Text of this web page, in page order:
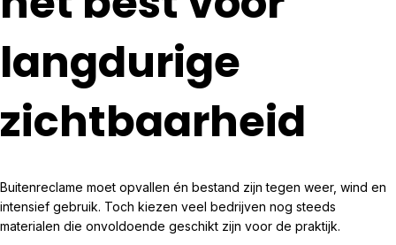
langdurige
zichtbaarheid
Buitenreclame moet opvallen én bestand zijn tegen weer, wind en
intensief gebruik. Toch kiezen veel bedrijven nog steeds
materialen die onvoldoende geschikt zijn voor de praktijk.